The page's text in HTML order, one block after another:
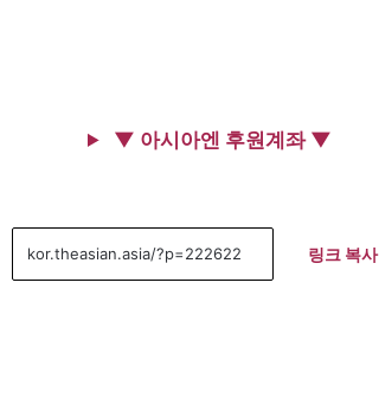
▼ 아시아엔 후원계좌 ▼
링크 복사